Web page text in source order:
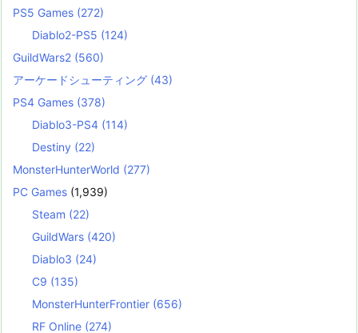
PS5 Games (272)
Diablo2-PS5 (124)
GuildWars2 (560)
アーケードシューティング (43)
PS4 Games (378)
Diablo3-PS4 (114)
Destiny (22)
MonsterHunterWorld (277)
PC Games (1,939)
Steam (22)
GuildWars (420)
Diablo3 (24)
C9 (135)
MonsterHunterFrontier (656)
RF Online (274)